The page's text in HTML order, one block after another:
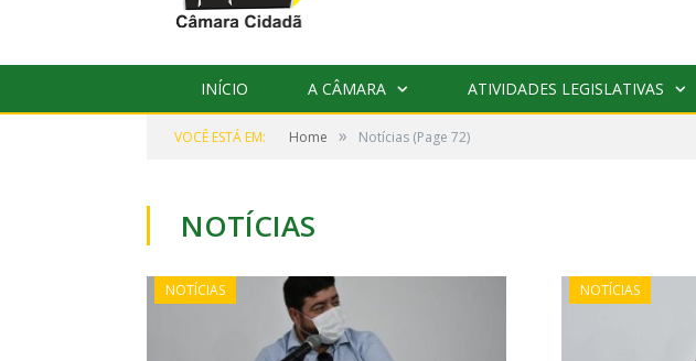
INÍCIO A CÂMARA ATIVIDADES LEGISLATIVAS
VOCÊ ESTÁ EM: Home » Notícias (Page 72)
NOTÍCIAS
NOTÍCIAS NOTÍCIAS